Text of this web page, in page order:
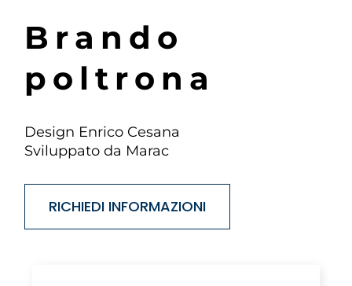
B ra n d o
p o lt ro n a
Design Enrico Cesana
Sviluppato da Marac
RICHIEDI INFORMAZIONI